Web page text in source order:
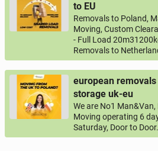
to EU
Removals to Poland,
Moving, Custom
- Full Load
Removals to
european
storage uk-eu
We are No1
Moving operating 6
Saturday, Door to Door.